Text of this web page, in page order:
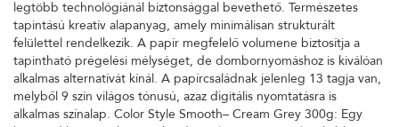
legtöbb technológiánál biztonsággal bevethető. Természetes
tapintású kreatív alapanyag, amely minimálisan strukturált
felülettel rendelkezik. A papír megfelelő volumene biztosítja a
tapintható prégelési mélységet, de dombornyomáshoz is kiválóan
alkalmas alternatívát kínál. A papírcsaládnak jelenleg 13 tagja van,
melyből 9 szín világos tónusú, azaz digitális nyomtatásra is
alkalmas színalap. Color Style Smooth– Cream Grey 300g: Egy